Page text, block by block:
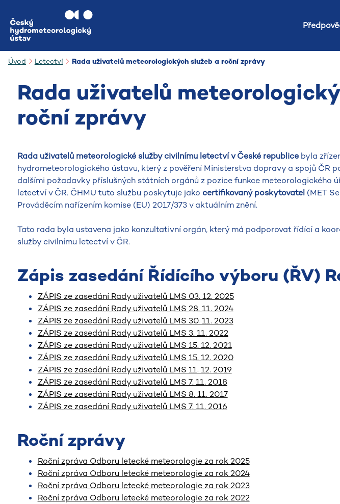
Úvod Letectví Rada uživatelů meteorologických služeb a roční zprávy
Rada uživatelů
roční zprávy
Rada uživatelů meteorologické služby civilnímu letectví v České republicebyla
hydrometeorologického ústavu, který z pověření Ministerstva dopravy a spojů ČR
dalšími požadavky příslušných státních orgánů z pozice funkce meteorologického
letectví v ČR. ČHMU tuto službu poskytuje jako certifikovaný poskytovatel (MET
Prováděcím nařízením komise (EU) 2017/373 v aktuálním znění.
Tato rada byla ustavena jako konzultativní orgán, který má podporovat řídící a
služby civilnímu letectví v ČR.
Zápis zasedání Řídícího výboru (ŘV)
ZÁPIS ze zasedání Rady uživatelů LMS 03. 12. 2025
ZÁPIS ze zasedání Rady uživatelů LMS 28. 11. 2024
ZÁPIS ze zasedání Rady uživatelů LMS 30. 11. 2023
ZÁPIS ze zasedání Rady uživatelů LMS 3. 11. 2022
ZÁPIS ze zasedání Rady uživatelů LMS 15. 12. 2021
ZÁPIS ze zasedání Rady uživatelů LMS 15. 12. 2020
ZÁPIS ze zasedání Rady uživatelů LMS 11. 12. 2019
ZÁPIS ze zasedání Rady uživatelů LMS 7. 11. 2018
ZÁPIS ze zasedání Rady uživatelů LMS 8. 11. 2017
ZÁPIS ze zasedání Rady uživatelů LMS 7. 11. 2016
Roční zprávy
Roční zpráva Odboru letecké meteorologie za rok 2025
Roční zpráva Odboru letecké meteorologie za rok 2024
Roční zpráva Odboru letecké meteorologie za rok 2023
Roční zpráva Odboru letecké meteorologie za rok 2022